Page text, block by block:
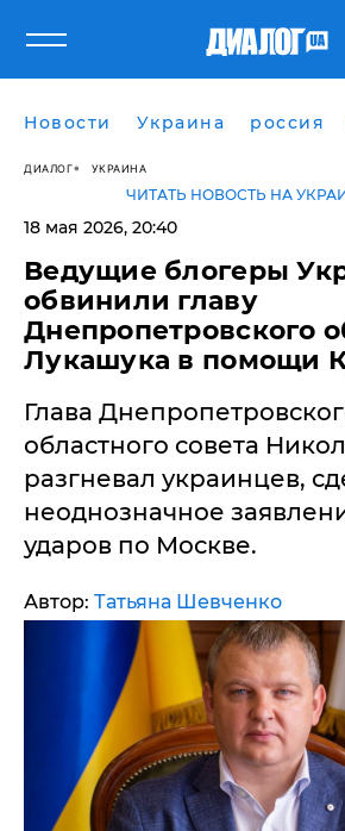
Новости Украина россия
ДИАЛОГ УКРАИНА
ЧИТАТЬ НОВОСТЬ НА
18 мая 2026, 20:40
​Ведущие блогеры
обвинили главу
Днепропетровского
Лукашука в помощи
Глава
областного совета
разгневал украинцев,
неоднозначное
ударов по Москве.
Автор: Татьяна Шевченко